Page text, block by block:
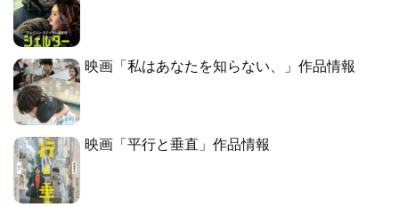
映画「私はあなたを知らない、」作品情報
映画「平行と垂直」作品情報